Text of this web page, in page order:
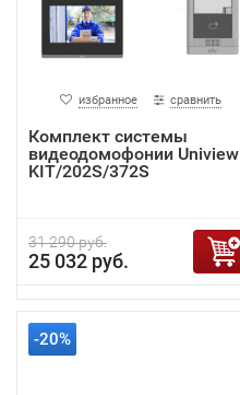
избранное сравнить
Комплект системы
видеодомофонии Uniview
KIT/202S/372S
31 290 руб.
25 032 руб.
-20%